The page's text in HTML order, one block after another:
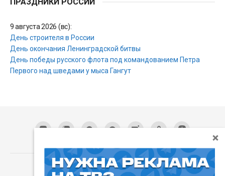
9 августа 2026 (вс):
День строителя в России
День окончания Ленинградской битвы
День победы русского флота под командованием Петра
Первого над шведами у мыса Гангут